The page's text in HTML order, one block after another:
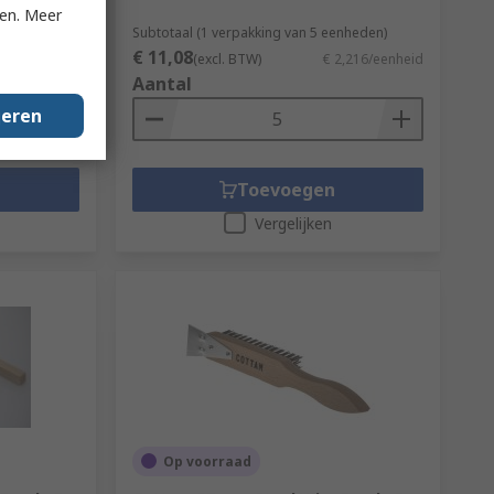
Subtotaal (1 verpakking van 5 eenheden)
€ 11,08(excl. BTW) € 2,216/eenheid
Aantal
Toevoegen
Vergelijken
Op voorraad
Meer